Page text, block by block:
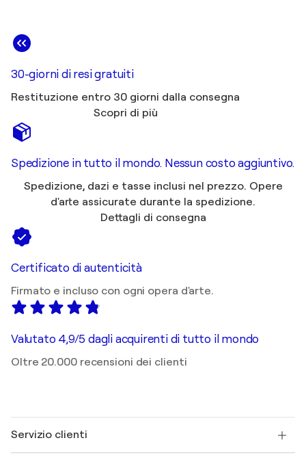
30-giorni di resi gratuiti
Restituzione entro 30 giorni dalla consegna
Scopri di più
Spedizione in tutto il mondo. Nessun costo aggiuntivo.
Spedizione, dazi e tasse inclusi nel prezzo. Opere
d'arte assicurate durante la spedizione.
Dettagli di consegna
Certificato di autenticità
Firmato e incluso con ogni opera d'arte.
Valutato 4,9/5 dagli acquirenti di tutto il mondo
Oltre 20.000 recensioni dei clienti
Servizio clienti